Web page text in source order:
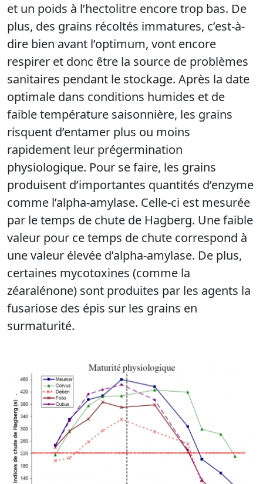
et un poids à l’hectolitre encore trop bas. De
plus, des grains récoltés immatures, c’est-à-
dire bien avant l’optimum, vont encore
respirer et donc être la source de problèmes
sanitaires pendant le stockage. Après la date
optimale dans conditions humides et de
faible température saisonnière, les grains
risquent d’entamer plus ou moins
rapidement leur prégermination
physiologique. Pour se faire, les grains
produisent d’importantes quantités d’enzyme
comme l’alpha-amylase. Celle-ci est mesurée
par le temps de chute de Hagberg. Une faible
valeur pour ce temps de chute correspond à
une valeur élevée d’alpha-amylase. De plus,
certaines mycotoxines (comme la
zéaralénone) sont produites par les agents la
fusariose des épis sur les grains en
surmaturité.